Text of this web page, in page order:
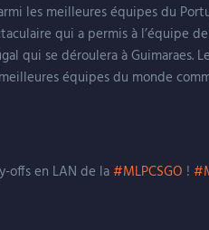
les meilleures équipes du
qui a permis à l’équipe
qui se déroulera à Guimaraes.
équipes du monde
offs en LAN de la#MLPCSGO !